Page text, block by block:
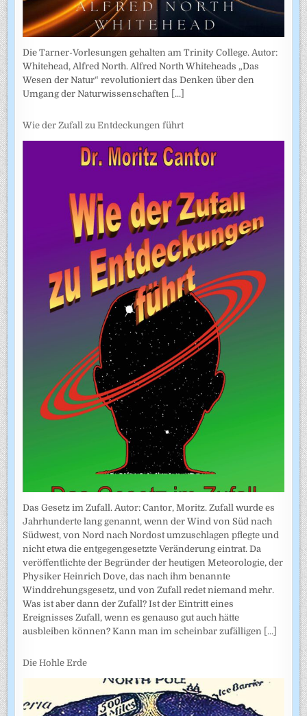
Die Tarner-Vorlesungen gehalten am Trinity College. Autor:
Whitehead, Alfred North. Alfred North Whiteheads „Das
Wesen der Natur“ revolutioniert das Denken über den
Umgang der Naturwissenschaften [...]
Wie der Zufall zu Entdeckungen führt
Das Gesetz im Zufall. Autor: Cantor, Moritz. Zufall wurde es
Jahrhunderte lang genannt, wenn der Wind von Süd nach
Südwest, von Nord nach Nordost umzuschlagen pflegte und
nicht etwa die entgegengesetzte Veränderung eintrat. Da
veröffentlichte der Begründer der heutigen Meteorologie, der
Physiker Heinrich Dove, das nach ihm benannte
Winddrehungsgesetz, und von Zufall redet niemand mehr.
Was ist aber dann der Zufall? Ist der Eintritt eines
Ereignisses Zufall, wenn es genauso gut auch hätte
ausbleiben können? Kann man im scheinbar zufälligen [...]
Die Hohle Erde